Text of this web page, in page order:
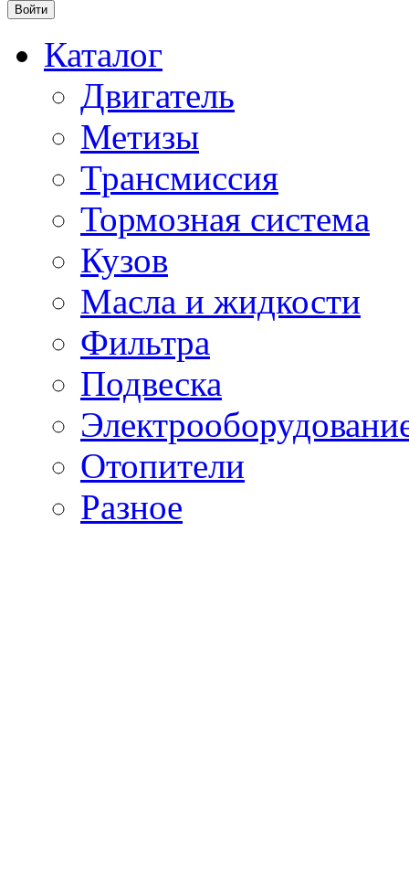
Каталог
Двигатель
Метизы
Трансмиссия
Тормозная система
Кузов
Масла и жидкости
Фильтра
Подвеска
Отопители
Разное